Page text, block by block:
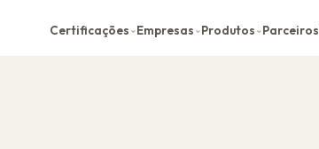
Certificações ⌄Empresas ⌄Produtos ⌄Parceiros